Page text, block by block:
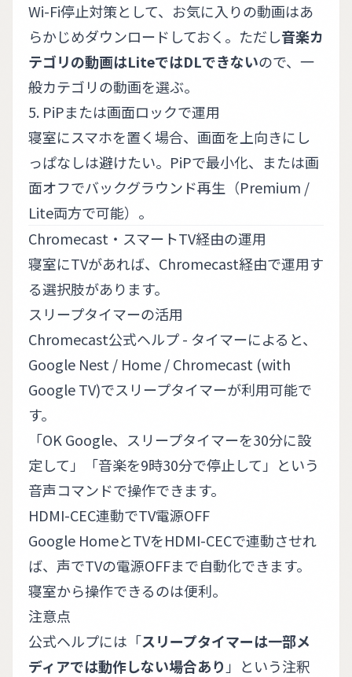
Wi-Fi停止対策として、お気に入りの動画はあ
らかじめダウンロードしておく。ただし音楽カ
テゴリの動画はLiteではDLできないので、一
般カテゴリの動画を選ぶ。
5. PiPまたは画面ロックで運用
寝室にスマホを置く場合、画面を上向きにし
っぱなしは避けたい。PiPで最小化、または画
面オフでバックグラウンド再生（Premium /
Lite両方で可能）。
Chromecast・スマートTV経由の運用
寝室にTVがあれば、Chromecast経由で運用す
る選択肢があります。
スリープタイマーの活用
Chromecast公式ヘルプ - タイマーによると、
Google Nest / Home / Chromecast (with
Google TV)でスリープタイマーが利用可能で
す。
「OK Google、スリープタイマーを30分に設
定して」「音楽を9時30分で停止して」という
音声コマンドで操作できます。
HDMI-CEC連動でTV電源OFF
Google HomeとTVをHDMI-CECで連動させれ
ば、声でTVの電源OFFまで自動化できます。
寝室から操作できるのは便利。
注意点
公式ヘルプには「スリープタイマーは一部メ
ディアでは動作しない場合あり 」という注釈